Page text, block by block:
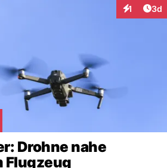
1 3d
Drohne nahe
Flugzeug